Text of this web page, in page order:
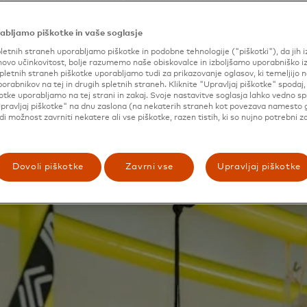
»in bolj kot to, da lahko vstopiš noter in se počutiš,
da svoje sanje spremeni v resničnost, se je ponudila v
londonski mestni svet Westminsterja objavil natečaj za
da predlagajo koncepte maloprodaje. Zmagovalec bi
različice svoje trgovine. Mastercard, dolgoletni
Združenem kraljestvu in malih podjetij po vsem svetu, je
Style of
piškotke in vaše soglasje
straneh uporabljamo piškotke in podobne tehnologije ("piškotki"), da jih
učinkovitost, bolje razumemo naše obiskovalce in izboljšamo uporabniško
straneh piškotke uporabljamo tudi za prikazovanje oglasov, ki temeljijo
na tej in drugih spletnih straneh. Kliknite "Upravljaj piškotke" spodaj,
uporabljamo na tej strani in zakaj. Svoje nastavitve soglasja lahko vedno
piškotke" na dnu zaslona (na nekaterih straneh kot povezava namesto
možnost zavrniti nekatere ali vse piškotke, razen tistih, ki so nujno potrebni
Dovoli piškotke Zavrni vse Upravljaj piškotke